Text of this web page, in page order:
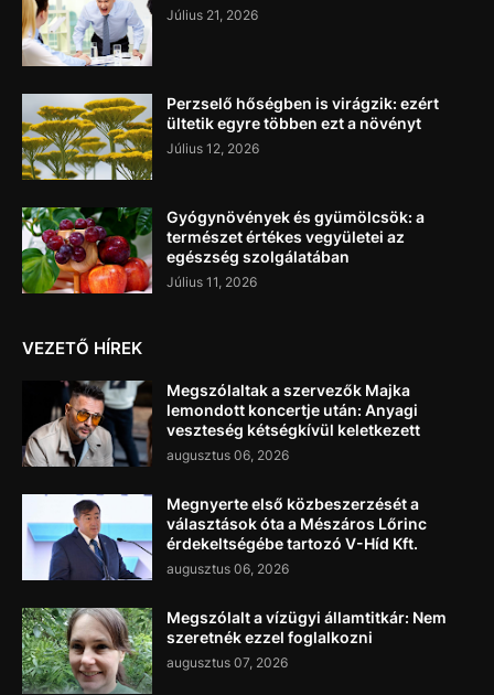
Július 21, 2026
Perzselő hőségben is virágzik: ezért
ültetik egyre többen ezt a növényt
Július 12, 2026
Gyógynövények és gyümölcsök: a
természet értékes vegyületei az
egészség szolgálatában
Július 11, 2026
VEZETŐ HÍREK
Megszólaltak a szervezők Majka
lemondott koncertje után: Anyagi
veszteség kétségkívül keletkezett
augusztus 06, 2026
Megnyerte első közbeszerzését a
választások óta a Mészáros Lőrinc
érdekeltségébe tartozó V-Híd Kft.
augusztus 06, 2026
Megszólalt a vízügyi államtitkár: Nem
szeretnék ezzel foglalkozni
augusztus 07, 2026